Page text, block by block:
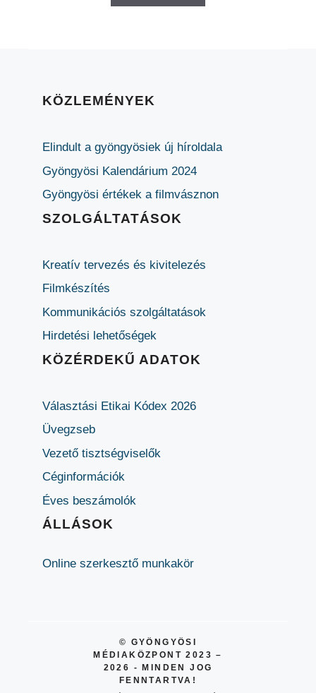
KÖZLEMÉNYEK
Elindult a gyöngyösiek új híroldala
Gyöngyösi Kalendárium 2024
Gyöngyösi értékek a filmvásznon
SZOLGÁLTATÁSOK
Kreatív tervezés és kivitelezés
Filmkészítés
Kommunikációs szolgáltatások
Hirdetési lehetőségek
KÖZÉRDEKŰ ADATOK
Választási Etikai Kódex 2026
Üvegzseb
Vezető tisztségviselők
Céginformációk
Éves beszámolók
ÁLLÁSOK
Online szerkesztő munkakör
© GYÖNGYÖSI
MÉDIAKÖZPONT 2023 –
2026 - MINDEN JOG
FENNTARTVA!